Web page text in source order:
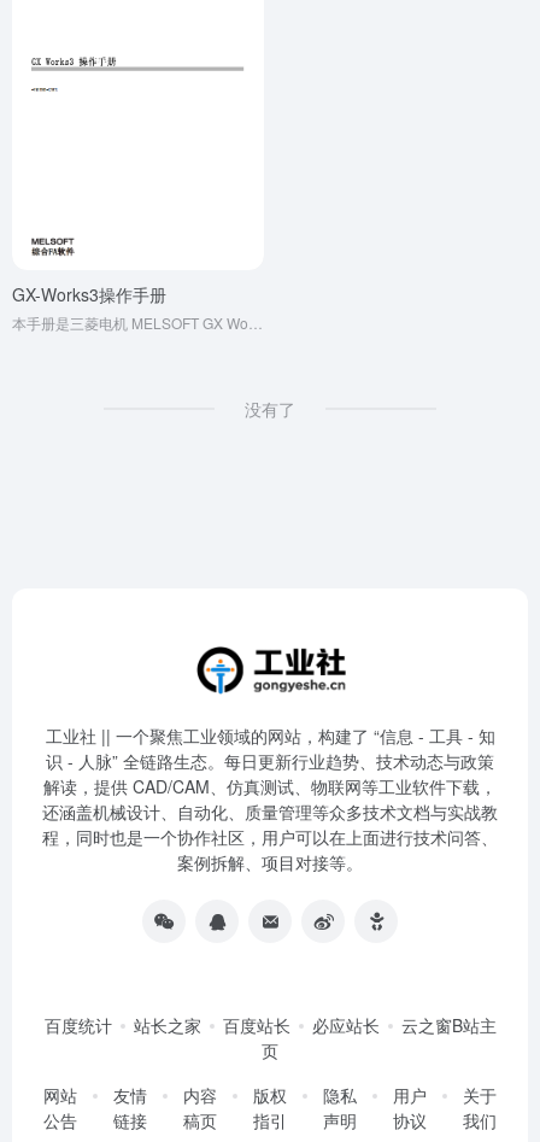
GX-Works3操作手册
没有了
工业社 || 一个聚焦工业领域的网站，构建了 “信息 - 工具 - 知
识 - 人脉” 全链路生态。每日更新行业趋势、技术动态与政策
解读，提供 CAD/CAM、仿真测试、物联网等工业软件下载，
还涵盖机械设计、自动化、质量管理等众多技术文档与实战教
程，同时也是一个协作社区，用户可以在上面进行技术问答、
案例拆解、项目对接等。
百度统计 站长之家 百度站长 必应站长
云之窗B站主
页
网站
公告
友情
链接
内容
稿页
版权
指引
隐私
声明
用户
协议
关于
我们